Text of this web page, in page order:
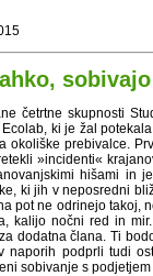
četrtne skupnosti
ki je žal
okoliške prebivalce.
»incidenti«
hišami in
ki jih v neposredni
pot ne odrinejo takoj,
kalijo nočni red in
dodatna člana. Ti
naporih podprli tudi
sobivanje s